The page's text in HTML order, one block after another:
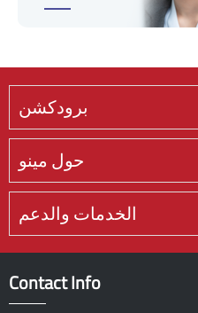
برودكشن
حول مينو
الخدمات والدعم
Contact Info